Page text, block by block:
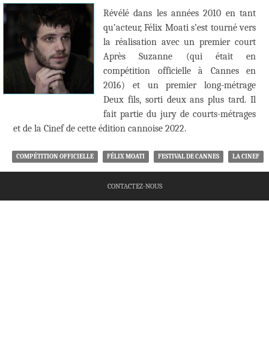
Révélé dans les années 2010 en tant
qu’acteur, Félix Moati s’est tourné vers
la réalisation avec un premier court
Après Suzanne (qui était en
compétition officielle à Cannes en
2016) et un premier long-métrage
Deux fils, sorti deux ans plus tard. Il
fait partie du jury de courts-métrages
et de la Cinef de cette édition cannoise 2022.
COMPÉTITION OFFICIELLE FÉLIX MOATI FESTIVAL DE CANNES LA CINEF
CONTACTEZ-NOUS